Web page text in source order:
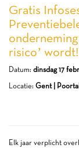
Gratis
risico’ wordt!
Datum: dinsdag 17
Locatie: Gent |
Elk jaar verplicht